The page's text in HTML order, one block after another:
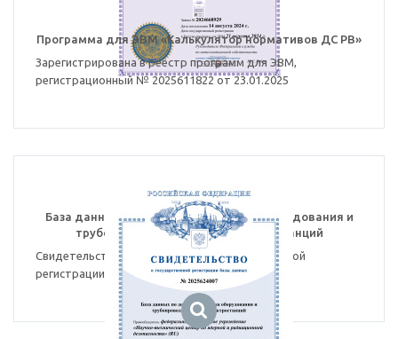
Программа для ЭВМ «Калькулятор нормативов ДС РВ»
Зарегистрирована в реестр программ для ЭВМ,
регистрационный № 2025611822 от 23.01.2025
База данных по дефектам металла оборудования и
трубопроводов атомных электростанций
Свидетельство №2025624007 о государственной
регистрации базы данных